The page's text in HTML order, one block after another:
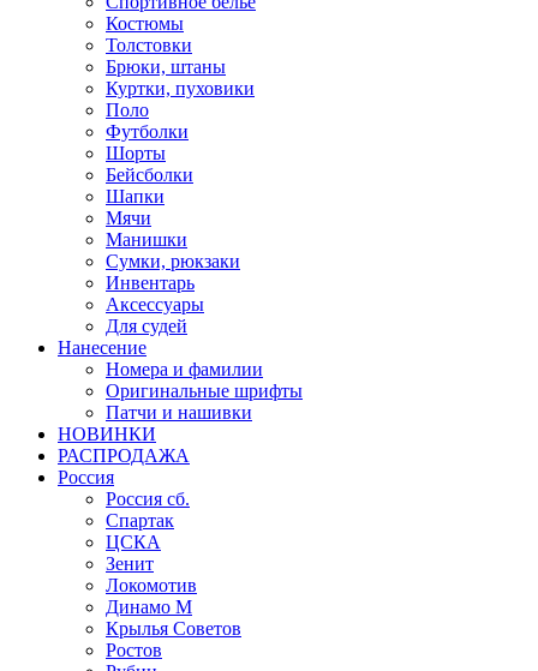
Костюмы
Толстовки
Брюки, штаны
Куртки, пуховики
Поло
Футболки
Шорты
Бейсболки
Шапки
Мячи
Манишки
Сумки, рюкзаки
Инвентарь
Аксессуары
Для судей
Нанесение
Номера и фамилии
Оригинальные шрифты
Патчи и нашивки
НОВИНКИ
РАСПРОДАЖА
Россия
Россия сб.
Спартак
ЦСКА
Зенит
Локомотив
Динамо М
Крылья Советов
Ростов